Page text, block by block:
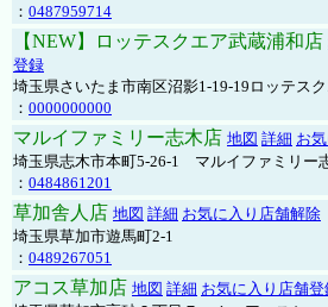
： 0487959714
【NEW】ロッテスクエア武蔵浦和店
登録
埼玉県さいたま市南区沼影1-19-19ロッテス
： 0000000000
マルイファミリー志木店 地図 詳細 お
埼玉県志木市本町5-26-1 マルイファミリー
： 0484861201
草加舎人店 地図 詳細 お気に入り店舗解除
埼玉県草加市遊馬町2-1
： 0489267051
アコス草加店 地図 詳細 お気に入り店舗登